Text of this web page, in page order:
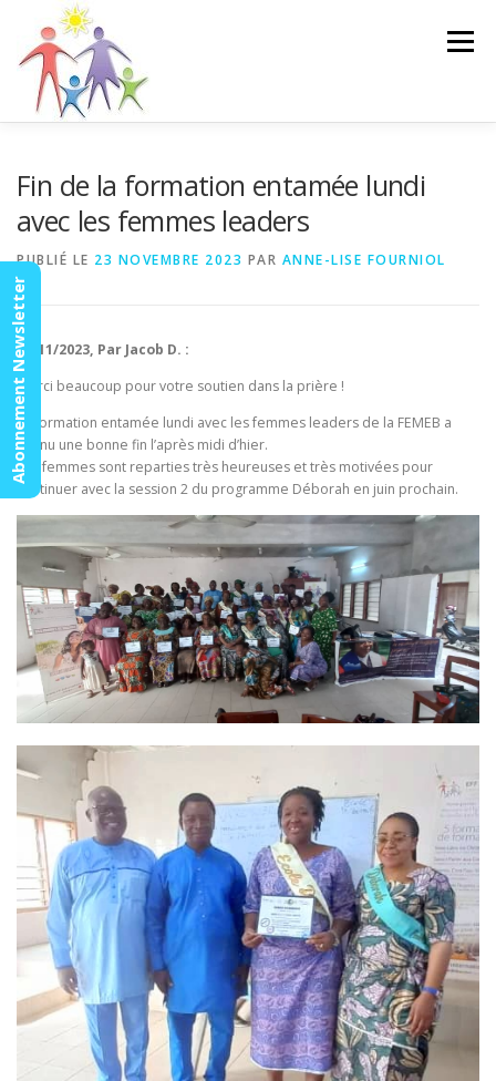
contenu
Menu
Fin de la formation entamée lundi
avec les femmes leaders
PUBLIÉ LE 23 NOVEMBRE 2023 PAR ANNE-LISE FOURNIOL
18/11/2023, Par Jacob D. :
Merci beaucoup pour votre soutien dans la prière !
La formation entamée lundi avec les femmes leaders de la FEMEB a
connu une bonne fin l’après midi d’hier.
Les femmes sont reparties très heureuses et très motivées pour
continuer avec la session 2 du programme Déborah en juin prochain.
Abonnement Newsletter